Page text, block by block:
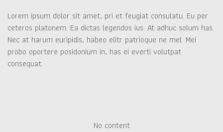
Lorem ipsum dolor sit amet, pri et feugiat consulatu. Eu per
ceteros platonem. Ea dictas legendos ius. At adhuc solum has.
Nec at harum euripidis, habeo elitr patrioque ne mel. Mei
probo oportere posidonium in, has ei everti volutpat
consequat.
No content